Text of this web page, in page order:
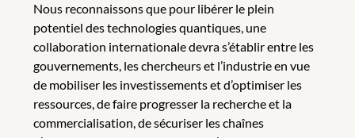
Nous reconnaissons que pour libérer le plein
potentiel des technologies quantiques, une
collaboration internationale devra s’établir entre les
gouvernements, les chercheurs et l’industrie en vue
de mobiliser les investissements et d’optimiser les
ressources, de faire progresser la recherche et la
commercialisation, de sécuriser les chaînes